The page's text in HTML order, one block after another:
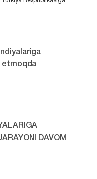
etmoqda
DAVOM